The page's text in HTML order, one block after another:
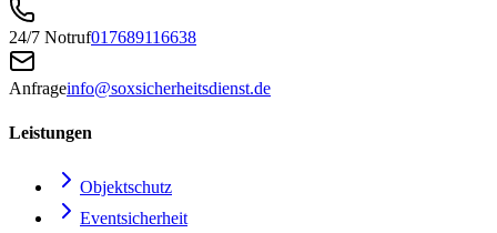
24/7 Notruf017689116638
Anfrageinfo@soxsicherheitsdienst.de
Leistungen
Objektschutz
Eventsicherheit